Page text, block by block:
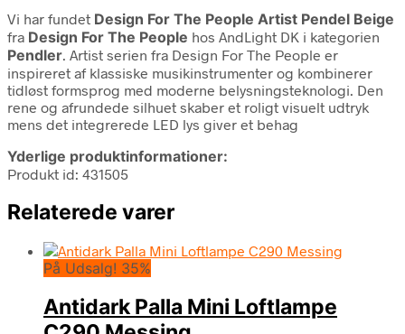
Vi har fundet Design For The People Artist Pendel Beige
fra Design For The People hos AndLight DK i kategorien
Pendler. Artist serien fra Design For The People er
inspireret af klassiske musikinstrumenter og kombinerer
tidløst formsprog med moderne belysningsteknologi. Den
rene og afrundede silhuet skaber et roligt visuelt udtryk
mens det integrerede LED lys giver et behag
Yderlige produktinformationer:
Produkt id: 431505
Relaterede varer
På Udsalg! 35%
Antidark Palla Mini Loftlampe